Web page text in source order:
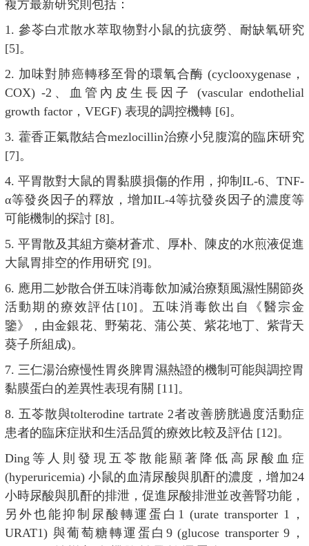
複方最新研究則包括：
1. 參苓白朮散水萃取物對小鼠的抗疲勞、耐缺氧研究
[5]。
2. 加味對肺癌轉移至骨的環氧合酶 (cyclooxygenase，
COX) -2、血管內皮生長因子 (vascular endothelial
growth factor，VEGF) 表現的調控機轉 [6]。
3. 藿香正氣散結合mezlocillin治療小兒腹瀉的臨床研究
[7]。
4. 平胃散對大鼠的胃黏膜損傷的作用，抑制IL-6、TNF-
α等發炎因子的釋放，增加IL-4等抗發炎因子的濃度等
可能機制的探討 [8]。
5. 平胃散及其組方藥材蒼朮、厚朴、陳皮的水煎液促進
大鼠胃排空的作用研究 [9]。
6. 應用二妙散合併五味消毒飲加減治療類風濕性關節炎
活動期的療效評估[10]。五味消毒飲出自《醫宗金
鑒》，由金銀花、野菊花、蒲公英、紫花地丁、紫背天
葵子所組成)。
7. 三仁湯治療慢性胃炎脾胃濕熱證的機制可能與調控胃
黏膜蛋白的差異性表現有關 [11]。
8. 五苓散與tolterodine tartrate 2者改善膀胱過度活動症
患者的臨床症狀和生活品質的療效比較及評估 [12]。
Ding等人則發現五苓散能顯著降低高尿酸血症
(hyperuricemia) 小鼠的血清尿酸與肌酐的濃度，增加24
小時尿酸與肌酐的排泄，促進尿酸排泄並改善腎功能，
另外也能抑制尿酸轉運蛋白1 (urate transporter 1，
URAT1) 與葡萄糖轉運蛋白9 (glucose transporter 9，